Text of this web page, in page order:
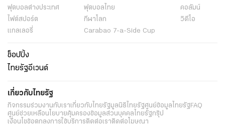
ฟุตบอลต่่างประเทศ ฟุตบอลไทย
คอลัมน์
ไฟต์สปอร์ต
กีฬาโลก
วิดีโอ
แกลเลอรี่
Carabao 7-a-Side Cup
ช็อปปิ้ง
ไทยรัฐอีเวนต์
เกี่ยวกับไทยรัฐ
กิจกรรมร่วมงานกับเราเกี่ยวกับไทยรัฐมูลนิธิไทยรัฐศูนย์ข้อมูลไทยรัฐFAQ
ศูนย์ช่วยเหลือนโยบายคุ้มครองข้อมูลส่วนบุคคลไทยรัฐกรุ๊ป
เงื่อนไขข้อตกลงการใช้บริการติดต่อเราติดต่อโฆษณา